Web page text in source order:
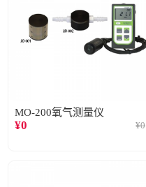
MO-200氧气测量仪
¥0 ¥0